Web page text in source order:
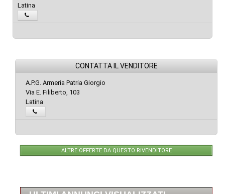
Latina
CONTATTA IL VENDITORE
A.P.G. Armeria Patria Giorgio
Via E. Filiberto, 103
Latina
ALTRE OFFERTE DA QUESTO RIVENDITORE